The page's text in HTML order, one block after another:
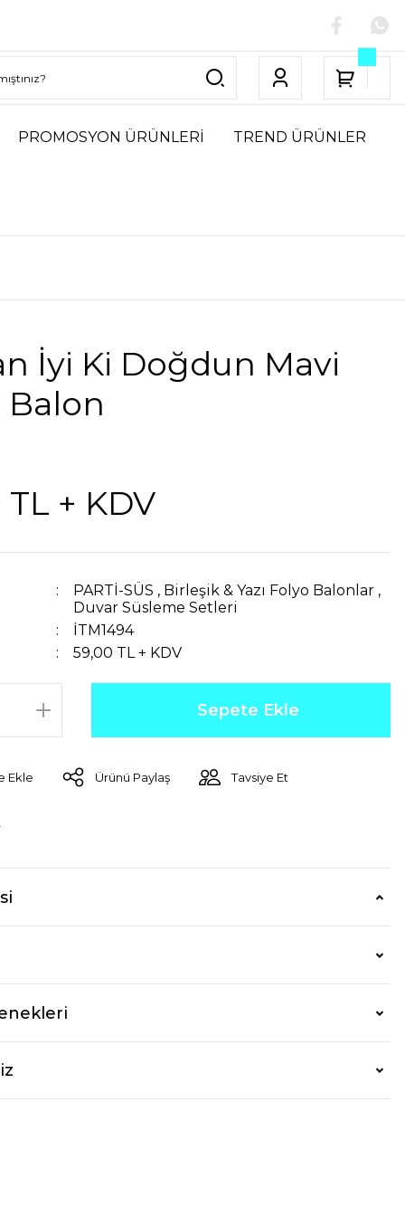
PROMOSYON ÜRÜNLERİ TREND ÜRÜNLER
İyi Ki Doğdun Mavi
Balon
+ KDV
PARTİ-SÜS , Birleşik & Yazı Folyo Balonlar ,
Duvar Süsleme Setleri
İTM1494
59,00 TL + KDV
Sepete Ekle
Ürünü Paylaş Tavsiye Et